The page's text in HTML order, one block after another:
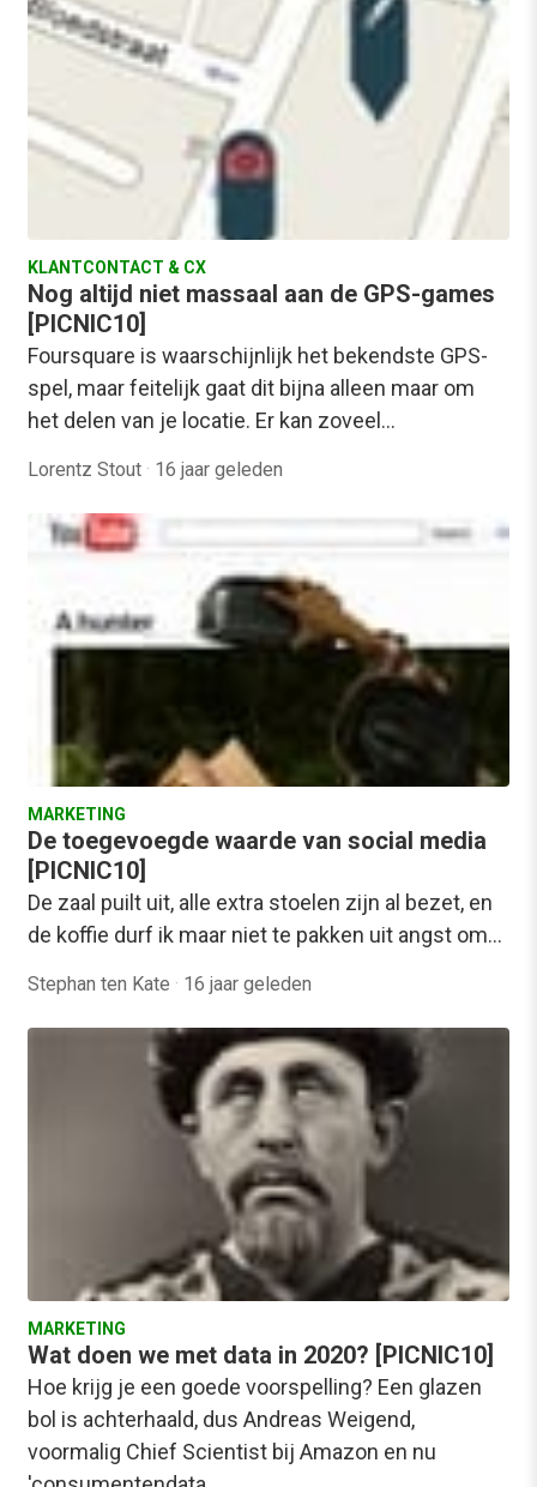
KLANTCONTACT & CX
Nog altijd niet massaal aan de GPS-games
[PICNIC10]
Foursquare is waarschijnlijk het bekendste GPS-
spel, maar feitelijk gaat dit bijna alleen maar om
het delen van je locatie. Er kan zoveel…
Lorentz Stout · 16 jaar geleden
MARKETING
De toegevoegde waarde van social media
[PICNIC10]
De zaal puilt uit, alle extra stoelen zijn al bezet, en
de koffie durf ik maar niet te pakken uit angst om…
Stephan ten Kate · 16 jaar geleden
MARKETING
Wat doen we met data in 2020? [PICNIC10]
Hoe krijg je een goede voorspelling? Een glazen
bol is achterhaald, dus Andreas Weigend,
voormalig Chief Scientist bij Amazon en nu